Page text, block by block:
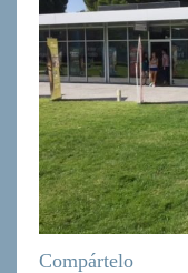
Compártelo